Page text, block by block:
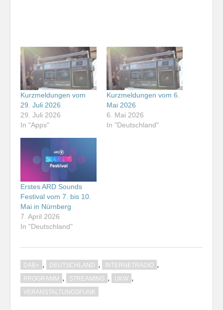
Kurzmeldungen vom
29. Juli 2026
29. Juli 2026
In "Apps"
Kurzmeldungen vom 6.
Mai 2026
6. Mai 2026
In "Deutschland"
Erstes ARD Sounds
Festival vom 7. bis 10.
Mai in Nürnberg
7. April 2026
In "Deutschland"
DAB+ , DEUTSCHLAND , INTERNETRADIO ,
PROGRAMM , STREAMING , UKW ,
VERANSTALTUNGSFUNK